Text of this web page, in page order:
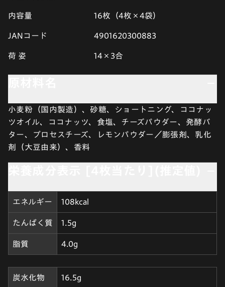
内容量 16枚（4枚×4袋）
JANコード 4901620300883
荷 姿 14×3合
小麦粉（国内製造）、砂糖、ショートニング、ココナッ
ツオイル、ココナッツ、食塩、チーズパウダー、発酵バ
ター、プロセスチーズ、レモンパウダー／膨張剤、乳化
剤（大豆由来）、香料
エネルギー 108kcal
たんぱく質 1.5g
脂質 4.0g
炭水化物 16.5g